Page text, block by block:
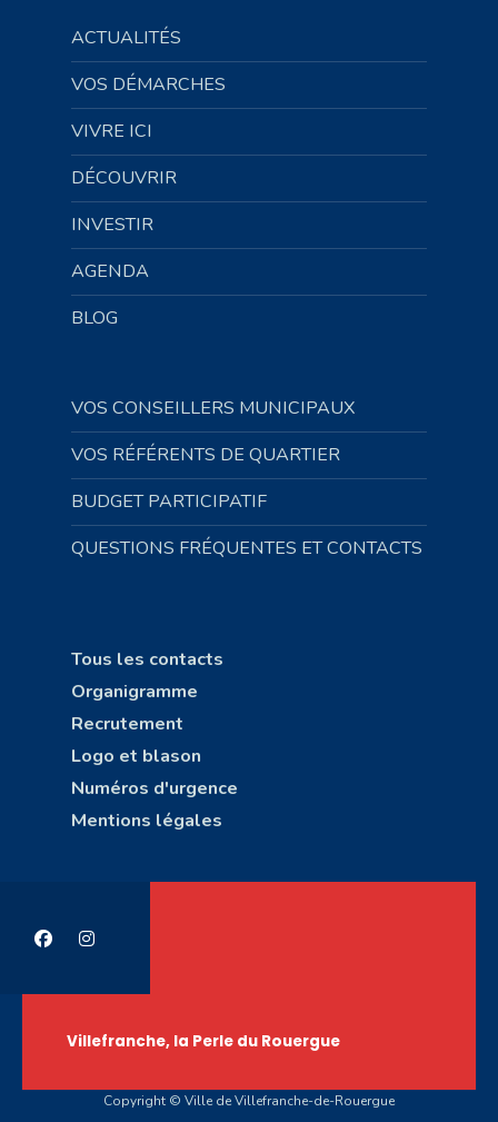
ACTUALITÉS
VOS DÉMARCHES
VIVRE ICI
DÉCOUVRIR
INVESTIR
AGENDA
BLOG
VOS CONSEILLERS MUNICIPAUX
VOS RÉFÉRENTS DE QUARTIER
BUDGET PARTICIPATIF
QUESTIONS FRÉQUENTES ET CONTACTS
Tous les contacts
Organigramme
Recrutement
Logo et blason
Numéros d'urgence
Mentions légales
Villefranche, la Perle du Rouergue
Copyright © Ville de Villefranche-de-Rouergue